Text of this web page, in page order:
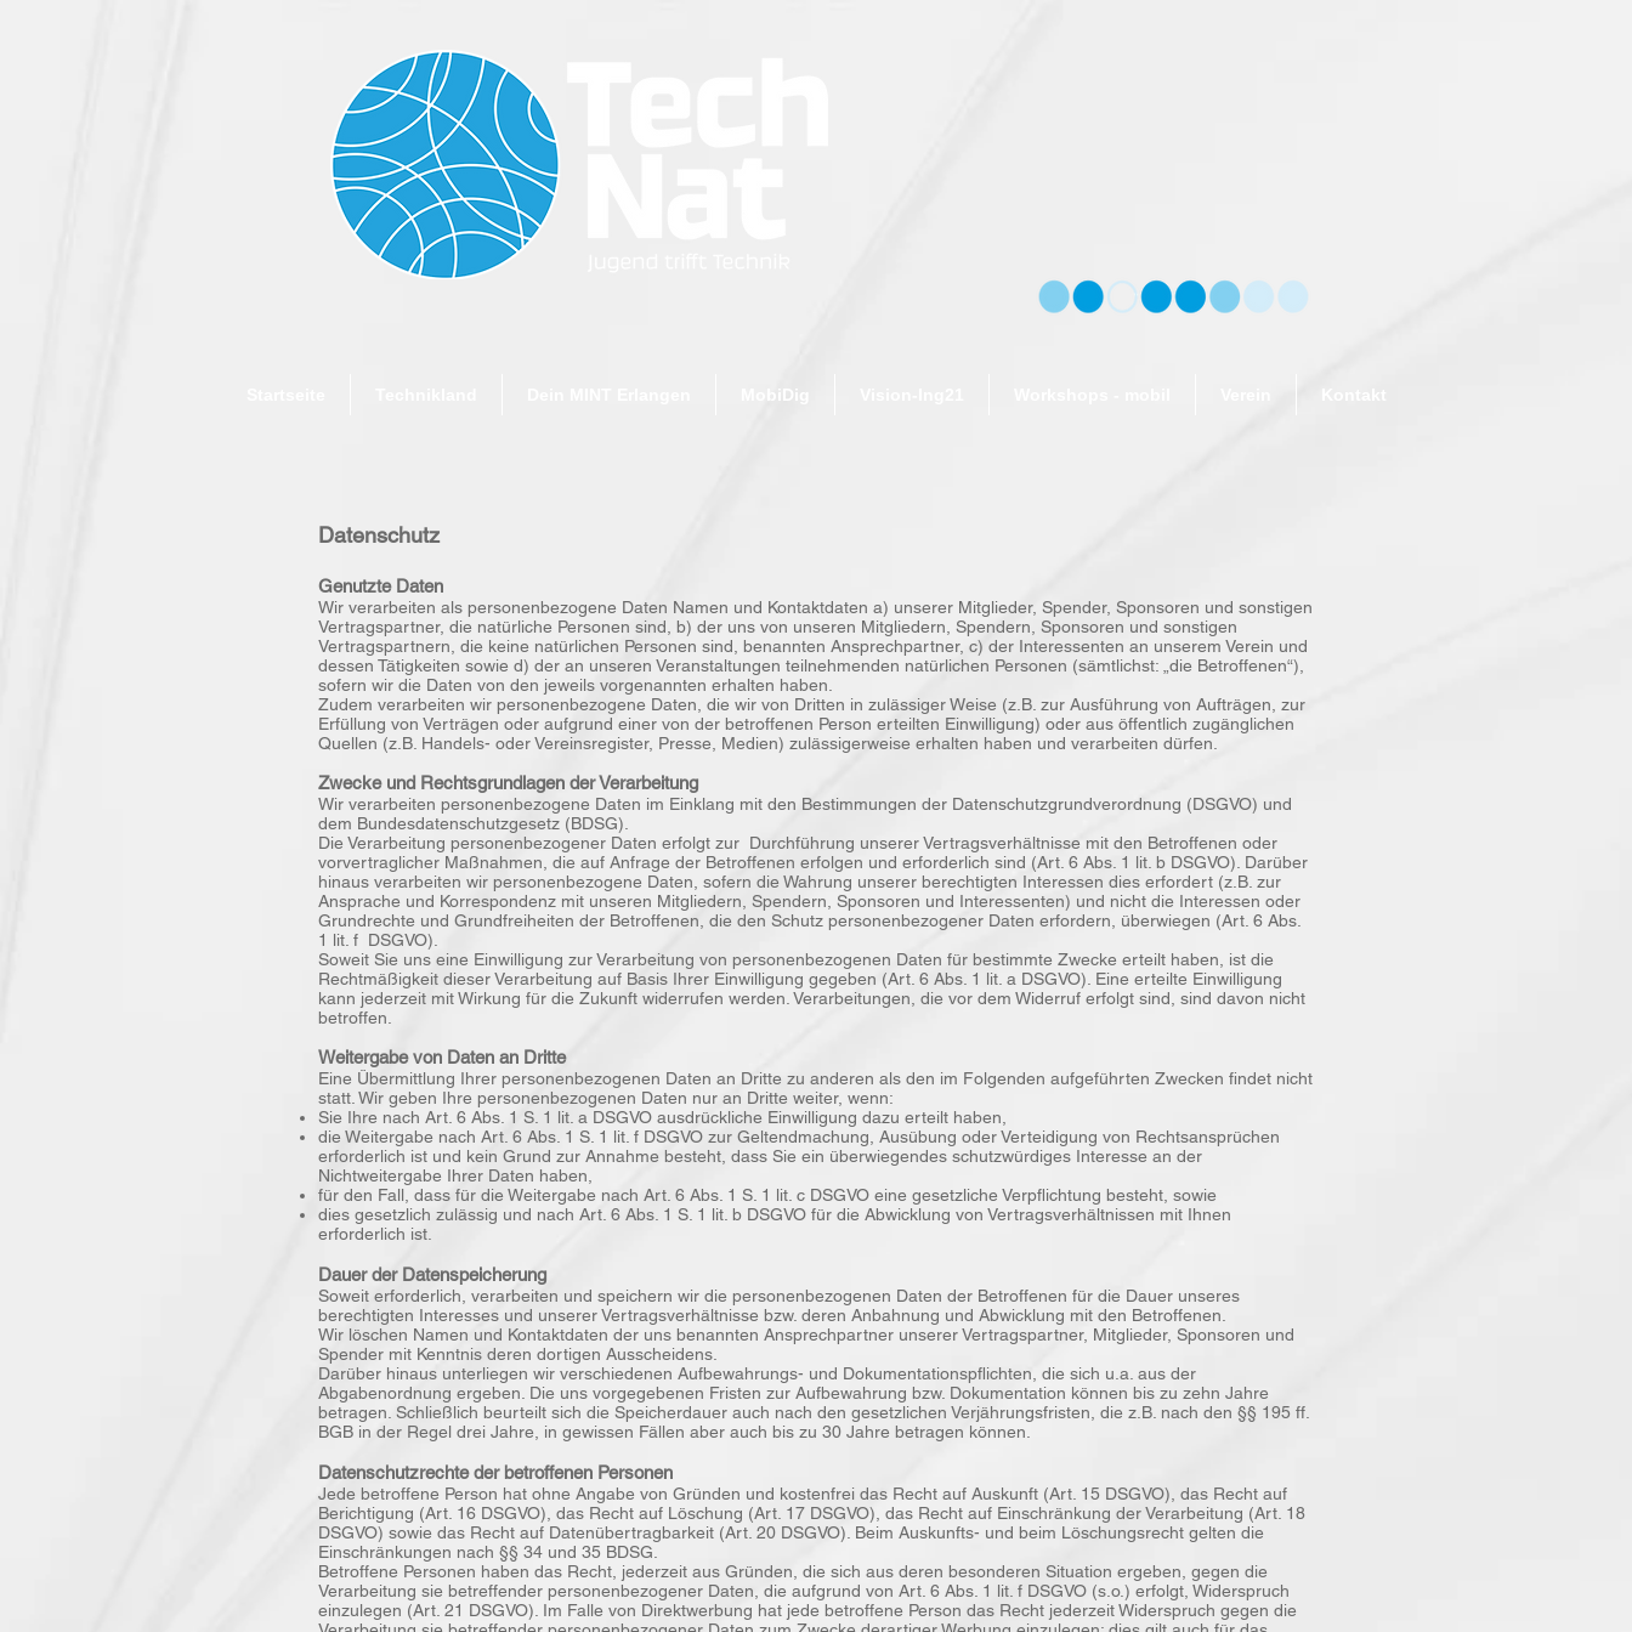
MobiDig
Datenschutz
Genutzte Daten
Wir verarbeiten als personenbezogene Daten Namen und Kontaktdaten a) unserer Mitglieder, Spender, Sponsoren und sonstigen
Vertragspartner, die natürliche Personen sind, b) der uns von unseren Mitgliedern, Spendern, Sponsoren und sonstigen
Vertragspartnern, die keine natürlichen Personen sind, benannten Ansprechpartner, c) der Interessenten an unserem Verein und
dessen Tätigkeiten sowie d) der an unseren Veranstaltungen teilnehmenden natürlichen Personen (sämtlichst: „die Betroffenen“),
sofern wir die Daten von den jeweils vorgenannten erhalten haben.
Zudem verarbeiten wir personenbezogene Daten, die wir von Dritten in zulässiger Weise (z.B. zur Ausführung von Aufträgen, zur
Erfüllung von Verträgen oder aufgrund einer von der betroffenen Person erteilten Einwilligung) oder aus öffentlich zugänglichen
Quellen (z.B. Handels- oder Vereinsregister, Presse, Medien) zulässigerweise erhalten haben und verarbeiten dürfen.
Zwecke und Rechtsgrundlagen der Verarbeitung
Wir verarbeiten personenbezogene Daten im Einklang mit den Bestimmungen der Datenschutzgrundverordnung (DSGVO) und
dem Bundesdatenschutzgesetz (BDSG).
Die Verarbeitung personenbezogener Daten erfolgt zur Durchführung unserer Vertragsverhältnisse mit den Betroffenen oder
vorvertraglicher Maßnahmen, die auf Anfrage der Betroffenen erfolgen und erforderlich sind (Art. 6 Abs. 1 lit. b DSGVO). Darüber
hinaus verarbeiten wir personenbezogene Daten, sofern die Wahrung unserer berechtigten Interessen dies erfordert (z.B. zur
Ansprache und Korrespondenz mit unseren Mitgliedern, Spendern, Sponsoren und Interessenten) und nicht die Interessen oder
Grundrechte und Grundfreiheiten der Betroffenen, die den Schutz personenbezogener Daten erfordern, überwiegen (Art. 6 Abs.
1 lit. f DSGVO).
Soweit Sie uns eine Einwilligung zur Verarbeitung von personenbezogenen Daten für bestimmte Zwecke erteilt haben, ist die
Rechtmäßigkeit dieser Verarbeitung auf Basis Ihrer Einwilligung gegeben (Art. 6 Abs. 1 lit. a DSGVO). Eine erteilte Einwilligung
kann jederzeit mit Wirkung für die Zukunft widerrufen werden. Verarbeitungen, die vor dem Widerruf erfolgt sind, sind davon nicht
betroffen.
Weitergabe von Daten an Dritte
Eine Übermittlung Ihrer personenbezogenen Daten an Dritte zu anderen als den im Folgenden aufgeführten Zwecken findet nicht
statt. Wir geben Ihre personenbezogenen Daten nur an Dritte weiter, wenn:
Sie Ihre nach Art. 6 Abs. 1 S. 1 lit. a DSGVO ausdrückliche Einwilligung dazu erteilt haben,
die Weitergabe nach Art. 6 Abs. 1 S. 1 lit. f DSGVO zur Geltendmachung, Ausübung oder Verteidigung von Rechtsansprüchen
erforderlich ist und kein Grund zur Annahme besteht, dass Sie ein überwiegendes schutzwürdiges Interesse an der
Nichtweitergabe Ihrer Daten haben,
für den Fall, dass für die Weitergabe nach Art. 6 Abs. 1 S. 1 lit. c DSGVO eine gesetzliche Verpflichtung besteht, sowie
dies gesetzlich zulässig und nach Art. 6 Abs. 1 S. 1 lit. b DSGVO für die Abwicklung von Vertragsverhältnissen mit Ihnen
erforderlich ist.
Dauer der Datenspeicherung
Soweit erforderlich, verarbeiten und speichern wir die personenbezogenen Daten der Betroffenen für die Dauer unseres
berechtigten Interesses und unserer Vertragsverhältnisse bzw. deren Anbahnung und Abwicklung mit den Betroffenen.
Wir löschen Namen und Kontaktdaten der uns benannten Ansprechpartner unserer Vertragspartner, Mitglieder, Sponsoren und
Spender mit Kenntnis deren dortigen Ausscheidens.
Darüber hinaus unterliegen wir verschiedenen Aufbewahrungs- und Dokumentationspflichten, die sich u.a. aus der
Abgabenordnung ergeben. Die uns vorgegebenen Fristen zur Aufbewahrung bzw. Dokumentation können bis zu zehn Jahre
betragen. Schließlich beurteilt sich die Speicherdauer auch nach den gesetzlichen Verjährungsfristen, die z.B. nach den §§ 195 ff.
BGB in der Regel drei Jahre, in gewissen Fällen aber auch bis zu 30 Jahre betragen können.
Datenschutzrechte der betroffenen Personen
Jede betroffene Person hat ohne Angabe von Gründen und kostenfrei das Recht auf Auskunft (Art. 15 DSGVO), das Recht auf
Berichtigung (Art. 16 DSGVO), das Recht auf Löschung (Art. 17 DSGVO), das Recht auf Einschränkung der Verarbeitung (Art. 18
DSGVO) sowie das Recht auf Datenübertragbarkeit (Art. 20 DSGVO). Beim Auskunfts- und beim Löschungsrecht gelten die
Einschränkungen nach §§ 34 und 35 BDSG.
Betroffene Personen haben das Recht, jederzeit aus Gründen, die sich aus deren besonderen Situation ergeben, gegen die
Verarbeitung sie betreffender personenbezogener Daten, die aufgrund von Art. 6 Abs. 1 lit. f DSGVO (s.o.) erfolgt, Widerspruch
einzulegen (Art. 21 DSGVO). Im Falle von Direktwerbung hat jede betroffene Person das Recht jederzeit Widerspruch gegen die